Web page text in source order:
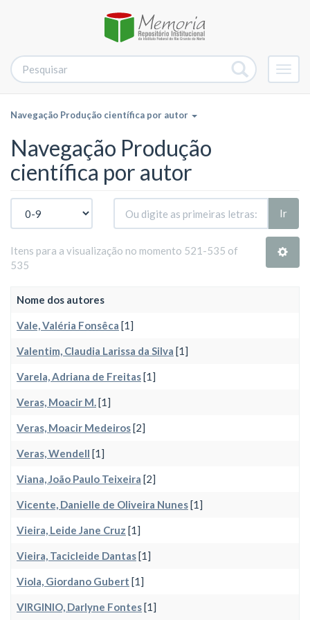
Navegação Produção científica por autor
Navegação Produção
científica por autor
Ir
Itens para a visualização no momento 521-535 of
535
Nome dos autores
Vale, Valéria Fonsêca [1]
Valentim, Claudia Larissa da Silva [1]
Varela, Adriana de Freitas[1]
Veras, Moacir M.[1]
Veras, Moacir Medeiros[2]
Veras, Wendell [1]
Viana, João Paulo Teixeira [2]
Vicente, Danielle de Oliveira Nunes[1]
Vieira, Leide Jane Cruz [1]
Vieira, Tacicleide Dantas[1]
Viola, Giordano Gubert [1]
VIRGINIO, Darlyne Fontes[1]